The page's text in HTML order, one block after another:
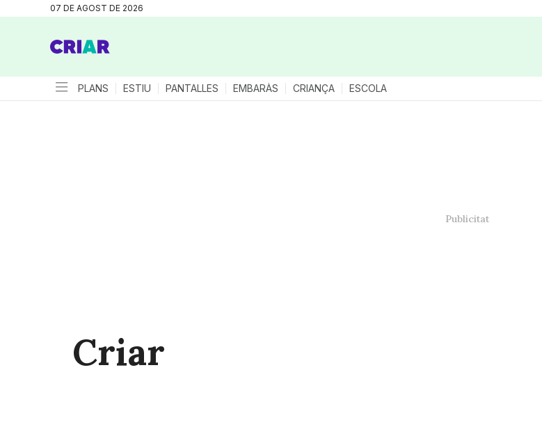
07 DE AGOST DE 2026
PLANS ESTIU PANTALLES EMBARÀS CRIANÇA ESCOLA
Criar